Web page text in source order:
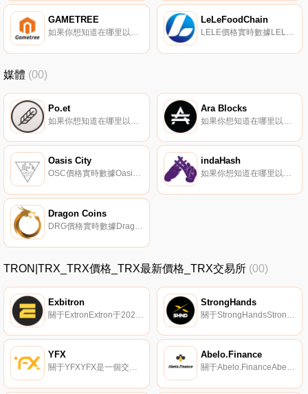
GAMETREE
如果你想知道在哪里以當前價格購買GAMETREE,目前交易{GAMETREE]股票的頂級加密貨幣交易所是XT.COM和MEXC。您可以在我們的加密貨幣交易所頁面上找到其他列表。GTCOIN平臺是一個基于區塊鏈的元總線平臺,是一個使用NFT的P2E游戲平臺.
LeLeFoodChain
LELE價格實時數據LELE食品鏈是可用于食品行業的區塊鏈。這是關于幫助管理糧食系統。有許多演員；LELE食物鏈中的利益。有供應商提供食品,也可能有聚合商、零售商和最終銷售食品的人。LELE食物鏈在很大程度上旨在幫助管理一系列行動和后續交易.
媒體 (00)
Po.et Ara Blocks
Oasis City
OSC價格實時數據Oasis City將自己描述為一個虛擬現實平臺,為用戶提供參與基于區塊鏈的國際生態系統的機會.
indaHash
如果你想知道在哪里以當前價格購買indaHash,目前交易{indaHash]股票的頂級加密貨幣交易所是HitBTC。您可以在我們的加密貨幣交易所頁面上找到其他列表。indaHash（IDH）是一種加密貨幣,在以太坊平臺上運行.
Dragon Coins
DRG價格實時數據Dragon Coins（DRG）是一種加密貨幣,在以太坊平臺上運行。Dragon Coins的電流供應量為442695970.07088,其中348657484.0176098正在流通.
TRON|TRX_TRX價格_TRX最新價格_TRX交易所 (00)
Exbitron StrongHands
YFX
關于YFXYFX是一個交易平臺,通過ETH、Tron、BSC、Heco、OKEx Chain、Polkadot提供高達100倍的杠桿率,在BTC、ETH和其他加密資產上進行交易。通過發明QIC-AMM,｛nname｝提供高流動性和低滑動。YFX是一個去中心化的永久交易平臺.
Abelo.Finance
關于Abelo.FinanceAbelo.Finance是在TRON上交換TRC-20代幣的DEX協議。它不需要可信的中介機構或不必要的傭金形式,從而實現快速高效的交易。優點包括去中心化、抗審查和安全性,它是GPL下的開源軟件.